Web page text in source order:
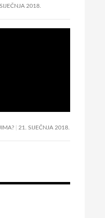
2018.
21. SIJEČNJA 2018.